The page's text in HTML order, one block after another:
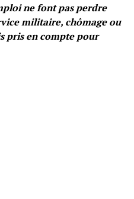
ne font pas perdre
militaire, chômage ou
pris en compte pour